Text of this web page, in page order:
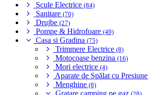
Scule Electrice (84)
Sanitare (70)
Drujbe (27)
Pompe & Hidrofoare (49)
Casa si Gradina (75)
Trimmere Electrice (8)
Motocoase benzina (16)
Mori electrice (4)
Aparate de Spălat cu Presiune
Menghine (8)
Gratare camping pe gaz